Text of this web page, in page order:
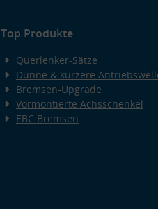
Top Produkte
Querlenker-Sätze
Dünne & kürzere
Bremsen-Upgrade
Vormontierte Achsschenkel
EBC Bremsen